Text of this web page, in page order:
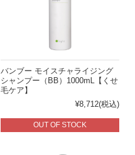
バンブー モイスチャライジング
シャンプー（BB）1000mL【くせ
毛ケア】
¥8,712(税込)
OUT OF STOCK